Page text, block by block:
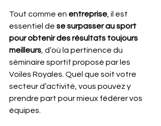
Tout comme en entreprise , il est
essentiel de se surpasser au sport
pour obtenir des résultats toujours
meilleurs , d’où la pertinence du
séminaire sportif proposé par les
Voiles Royales. Quel que soit votre
secteur d’activité, vous pouvez y
prendre part pour mieux fédérer vos
équipes.